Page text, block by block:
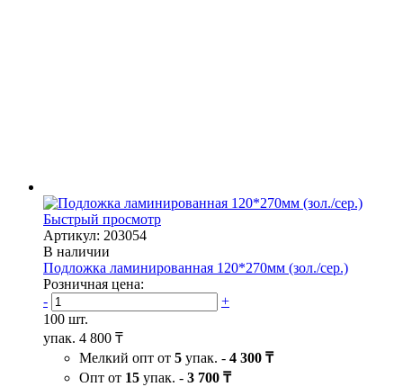
Быстрый просмотр
Артикул: 203054
В наличии
Подложка ламинированная 120*270мм (зол./сер.)
Розничная цена:
-
+
100 шт.
упак. 4 800 ₸
Мелкий опт от 5 упак. - 4 300 ₸
Опт от 15 упак. - 3 700 ₸